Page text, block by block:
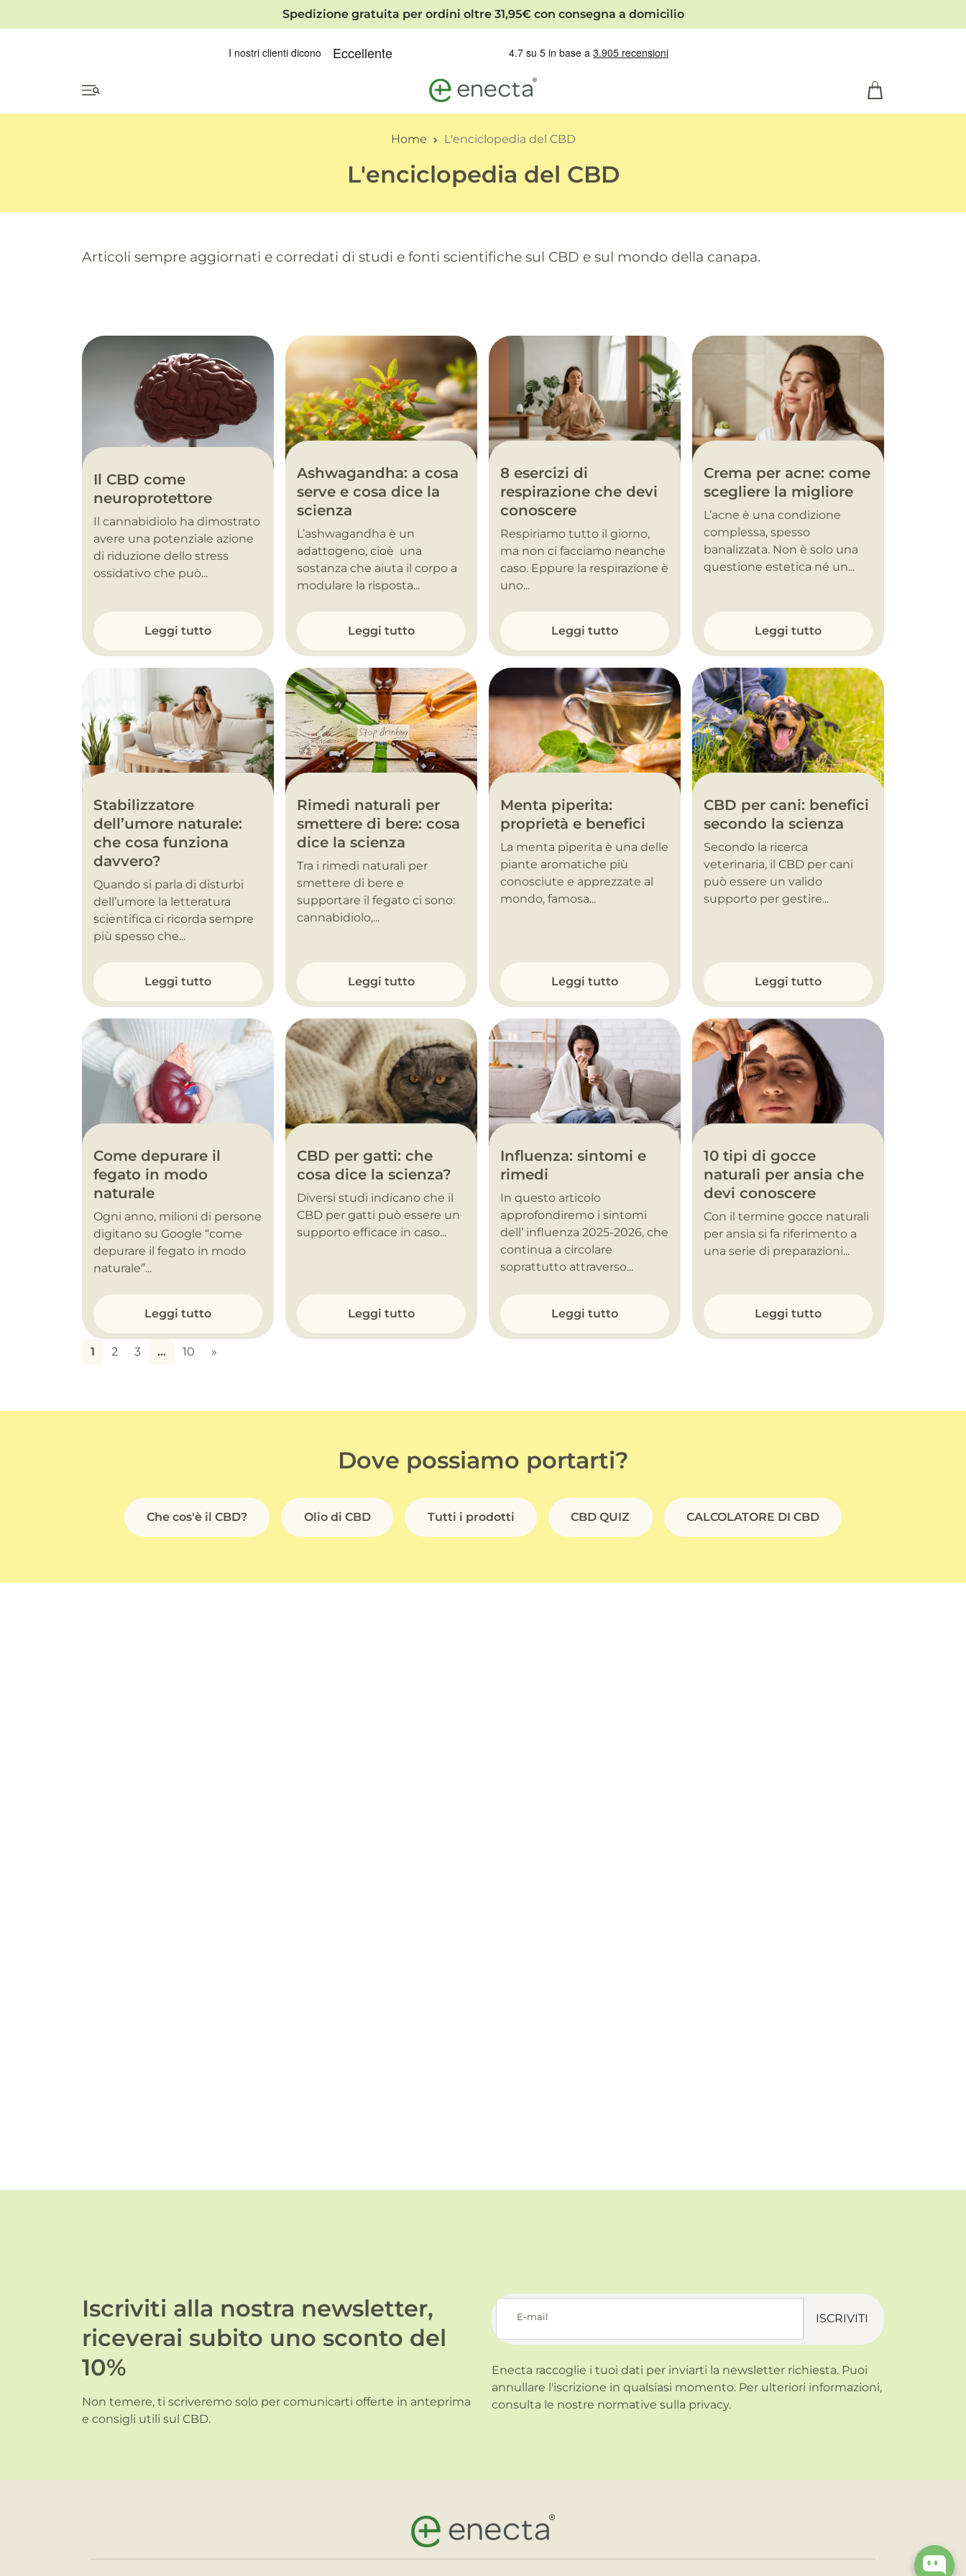
Spedizione gratuita per ordini oltre 31,95€ con consegna a domicilio
Home L'enciclopedia del CBD
L'enciclopedia del CBD
Articoli sempre aggiornati e corredati di studi e fonti scientifiche sul CBD e sul mondo della canapa.
Il CBD come
neuroprotettore
Il cannabidiolo ha dimostrato
avere una potenziale azione
di riduzione dello stress
ossidativo che può...
Leggi tutto
Ashwagandha: a cosa
serve e cosa dice la
scienza
L’ashwagandha è un
adattogeno, cioè una
sostanza che aiuta il corpo a
modulare la risposta...
Leggi tutto
8 esercizi di
respirazione che devi
conoscere
Respiriamo tutto il giorno,
ma non ci facciamo neanche
caso. Eppure la respirazione è
uno...
Leggi tutto
Crema per acne: come
scegliere la migliore
L’acne è una condizione
complessa, spesso
banalizzata. Non è solo una
questione estetica né un...
Leggi tutto
Stabilizzatore
dell’umore naturale:
che cosa funziona
davvero?
Quando si parla di disturbi
dell’umore la letteratura
scientifica ci ricorda sempre
più spesso che...
Leggi tutto
Rimedi naturali per
smettere di bere: cosa
dice la scienza
Tra i rimedi naturali per
smettere di bere e
supportare il fegato ci sono:
cannabidiolo,...
Leggi tutto
Menta piperita:
proprietà e benefici
La menta piperita è una delle
piante aromatiche più
conosciute e apprezzate al
mondo, famosa...
Leggi tutto
CBD per cani: benefici
secondo la scienza
Secondo la ricerca
veterinaria, il CBD per cani
può essere un valido
supporto per gestire...
Leggi tutto
Come depurare il
fegato in modo
naturale
Ogni anno, milioni di persone
digitano su Google “come
depurare il fegato in modo
naturale”...
Leggi tutto
CBD per gatti: che
cosa dice la scienza?
Diversi studi indicano che il
CBD per gatti può essere un
supporto efficace in caso...
Leggi tutto
Influenza: sintomi e
rimedi
In questo articolo
approfondiremo i sintomi
dell’ influenza 2025-2026, che
continua a circolare
soprattutto attraverso...
Leggi tutto
10 tipi di gocce
naturali per ansia che
devi conoscere
Con il termine gocce naturali
per ansia si fa riferimento a
una serie di preparazioni...
Leggi tutto
1 2 3 … 10 »
Dove possiamo portarti?
Che cos'è il CBD? Olio di CBD Tutti i prodotti CBD QUIZ CALCOLATORE DI CBD
Iscriviti alla nostra newsletter,
riceverai subito uno sconto del
10%
Non temere, ti scriveremo solo per comunicarti offerte in anteprima
e consigli utili sul CBD.
E-mail ISCRIVITI
Enecta raccoglie i tuoi dati per inviarti la newsletter richiesta. Puoi
annullare l'iscrizione in qualsiasi momento. Per ulteriori informazioni,
consulta le nostre normative sulla privacy.